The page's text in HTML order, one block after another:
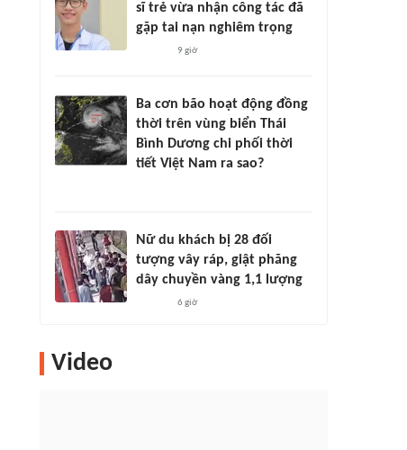
sĩ trẻ vừa nhận công tác đã
gặp tai nạn nghiêm trọng
9 giờ
Ba cơn bão hoạt động đồng
thời trên vùng biển Thái
Bình Dương chi phối thời
tiết Việt Nam ra sao?
Nữ du khách bị 28 đối
tượng vây ráp, giật phăng
dây chuyền vàng 1,1 lượng
6 giờ
Video